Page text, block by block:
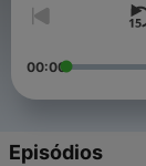
00:00
Episódios